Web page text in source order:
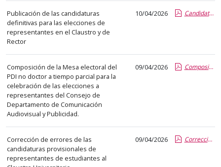
en
la
última
columna
el
enlace
que
abre
un
PDF
con
el
detalle
Publicación de las candidaturas
definitivas para las elecciones de
representantes en el Claustro y de
Rector
10/04/2026 Candidaturas definitivas_firmado.pdf.pdf
Composición de la Mesa electoral del
PDI no doctor a tiempo parcial para la
celebración de las elecciones a
representantes del Consejo de
Departamento de Comunicación
Audiovisual y Publicidad.
09/04/2026 Composición mesa electoral PDI No Doctor TP.pdf.pdf
Corrección de errores de las
candidaturas provisionales de
representantes de estudiantes al
09/04/2026 Correccion de errores candidaturas provisionales.pdf.pdf